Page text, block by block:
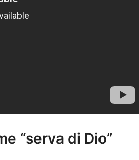
“serva di Dio”